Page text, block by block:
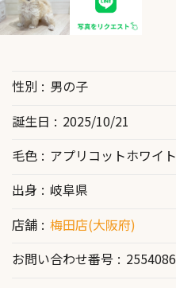
性別
男の子
誕生日
2025/10/21
毛色
アプリコットホワイト
出身
岐阜県
店舗
梅田店(大阪府)
お問い合わせ番号
2554086